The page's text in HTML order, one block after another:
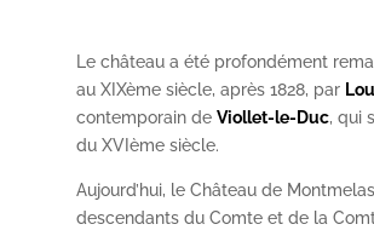
Le château a été profondément
au XIXèmesiècle, après 1828, par
contemporain de Viollet-le-Duc, qui
du XVI èmesiècle.
Aujourd’hui, le Château de
descendants du Comte et de la